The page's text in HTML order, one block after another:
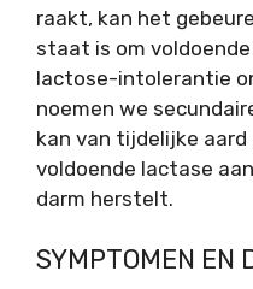
raakt, kan het
staat is om
lactose-intolerantie
noemen we
kan van tijdelijke
voldoende lactase
darm herstelt.
SYMPTOMEN EN